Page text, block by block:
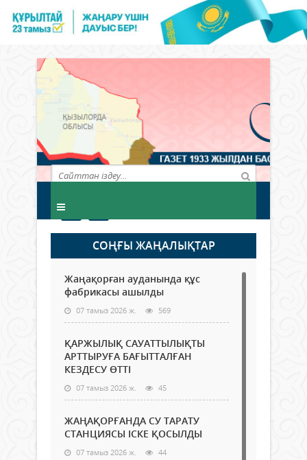
СОҢҒЫ ЖАҢАЛЫҚТАР
Жаңақорған ауданында құс
фабрикасы ашылды
07 тамыз 2026 ж. 569
ҚАРЖЫЛЫҚ САУАТТЫЛЫҚТЫ
АРТТЫРУҒА БАҒЫТТАЛҒАН
КЕЗДЕСУ ӨТТІ
07 тамыз 2026 ж. 45
ЖАҢАҚОРҒАНДА СУ ТАРАТУ
СТАНЦИЯСЫ ІСКЕ ҚОСЫЛДЫ
07 тамыз 2026 ж. 44